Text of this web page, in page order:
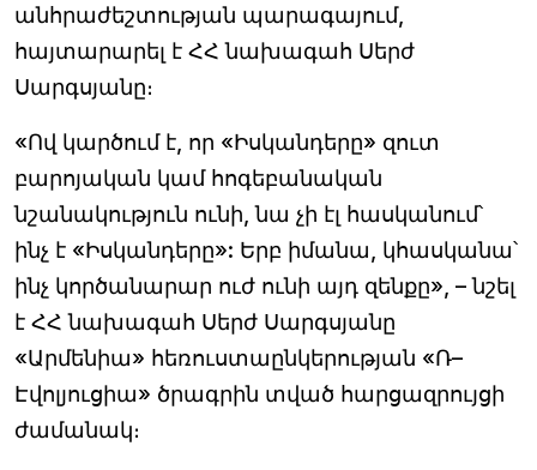
անհրաժեշտության պարագայում,
հայտարարել է ՀՀ նախագահ Սերժ
Սարգսյանը։
«Ով կարծում է, որ «Իսկանդերը» զուտ
բարոյական կամ հոգեբանական
նշանակություն ունի, նա չի էլ հասկանում՝
ինչ է «Իսկանդերը»: Երբ իմանա, կհասկանա՝
ինչ կործանարար ուժ ունի այդ զենքը», – նշել
է ՀՀ նախագահ Սերժ Սարգսյանը
«Արմենիա» հեռուստաընկերության «Ռ–
Էվոլյուցիա» ծրագրին տված հարցազրույցի
ժամանակ։